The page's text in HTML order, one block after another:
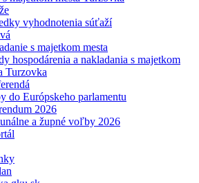
vyhodnotenia súťaží
s majetkom mesta
hospodárenia a nakladania s majetkom
Turzovka
do Európskeho parlamentu
2026
a župné voľby 2026